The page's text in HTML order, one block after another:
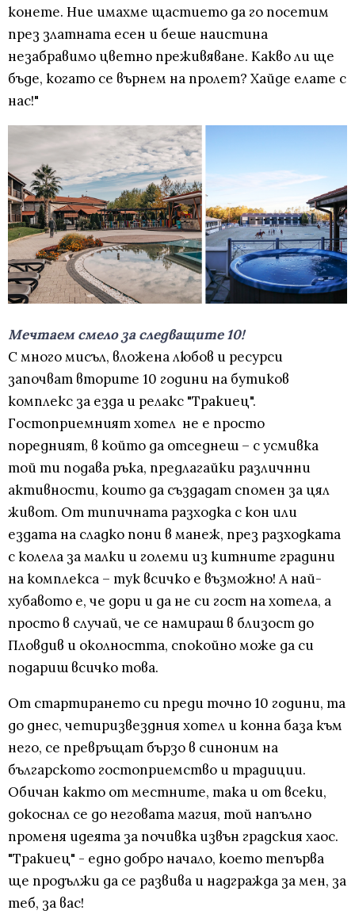
конете. Ние имахме щастието да го посетим
през златната есен и беше наистина
незабравимо цветно преживяване. Какво ли ще
бъде, когато се върнем на пролет? Хайде елате с
нас!"
Мечтаем смело за следващите 10!
С много мисъл, вложена любов и ресурси
започват вторите 10 години на бутиков
комплекс за езда и релакс "Тракиец".
Гостоприемният хотел не е просто
поредният, в който да отседнеш – с усмивка
той ти подава ръка, предлагайки различнни
активности, които да създадат спомен за цял
живот. От типичната разходка с кон или
ездата на сладко пони в манеж, през разходката
с колела за малки и големи из китните градини
на комплекса – тук всичко е възможно! A най-
хубавото е, че дори и да не си гост на хотела, а
просто в случай, че се намираш в близост до
Пловдив и околността, спокойно може да си
подариш всичко това.
От стартирането си преди точно 10 години, та
до днес, четиризвездния хотел и конна база към
него, се превръщат бързо в синоним на
българското гостоприемство и традиции.
Oбичан както от местните, така и от всеки,
докоснал се до неговата магия, той напълно
променя идеята за почивка извън градския хаос.
"Тракиец" - едно добро начало, което тепърва
ще продължи да се развива и надгражда за мен, за
теб, за вас!